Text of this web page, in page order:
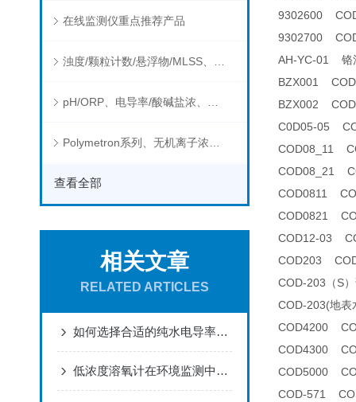
在线监测仪重点推荐产品
查看全部
相关文章
RELATED ARTICLES
如何选择合适的纯水电导率分析仪
低浓度溶氧计在环境监测中有哪些应用？
9302600
9302700
AH-YC-01 铬
BZX001
BZX002
C0D05-05
COD08_11
COD08_21
COD0811
COD0821
COD12-03
COD203
COD-203（S
COD-203(地
COD4200
COD4300
COD5000
COD-571